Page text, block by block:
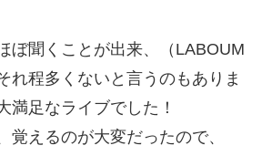
ぼ聞くことが出来、（LABOUM
れ程多くないと言うのもありま
満足なライブでした！
覚えるのが大変だったので、